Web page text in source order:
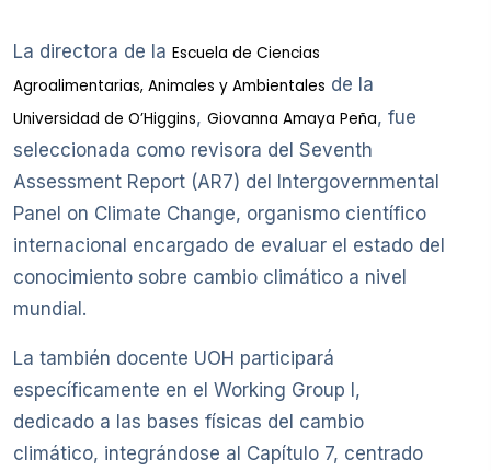
La directora de la Escuela de Ciencias
Agroalimentarias, Animales y Ambientales de la
Universidad de O’Higgins, Giovanna Amaya Peña, fue
seleccionada como revisora del Seventh
Assessment Report (AR7) del Intergovernmental
Panel on Climate Change, organismo científico
internacional encargado de evaluar el estado del
conocimiento sobre cambio climático a nivel
mundial.
La también docente UOH participará
específicamente en el Working Group I,
dedicado a las bases físicas del cambio
climático, integrándose al Capítulo 7, centrado